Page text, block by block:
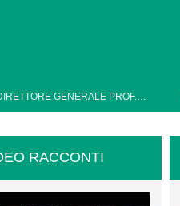
GENERALE PROF.…
RACCONTI